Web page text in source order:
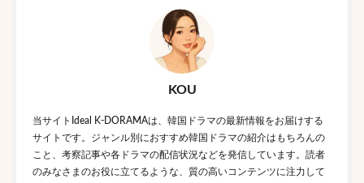
KOU
当サイトIdeal K-DORAMAは、韓国ドラマの最新情報をお届けする
サイトです。ジャンル別におすすめ韓国ドラマの紹介はもちろんの
こと、考察記事や各ドラマの配信状況などを発信しています。読者
のみなさまのお役に立てるような、質の高いコンテンツに注力して